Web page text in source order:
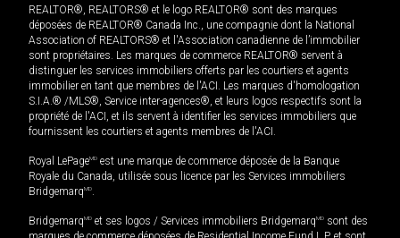
REALTOR®, REALTORS® et le logo REALTOR® sont des marques
déposées de REALTOR® Canada Inc., une compagnie dont la National
Association of REALTORS® et l'Association canadienne de l’immobilier
sont propriétaires. Les marques de commerce REALTOR® servent à
distinguer les services immobiliers offerts par les courtiers et agents
immobilier en tant que membres de l'ACI. Les marques d'homologation
S.I.A.® /MLS®, Service inter-agences®, et leurs logos respectifs sont la
propriété de l'ACI, et ils servent à identifier les services immobiliers que
fournissent les courtiers et agents membres de l'ACI.
Royal LePageMD est une marque de commerce déposée de la Banque
Royale du Canada, utilisée sous licence par les Services immobiliers
BridgemarqMD.
BridgemarqMD et ses logos / Services immobiliers BridgemarqMD sont des